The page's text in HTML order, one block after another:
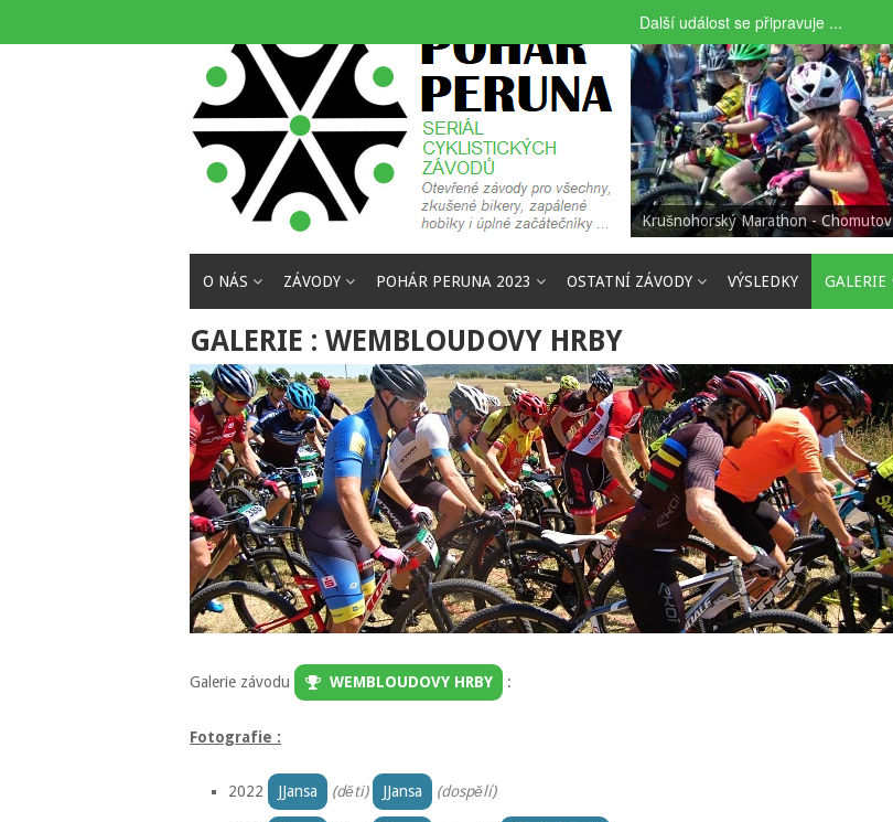
Krušnohorský Marathon - Chomutov
O NÁS ZÁVODY POHÁR PERUNA 2023 OSTATNÍ ZÁVODY VÝSLEDKY GALERIE
GALERIE : WEMBLOUDOVY HRBY
Galerie závodu WEMBLOUDOVY HRBY :
Fotografie :
2022 JJansa (děti) JJansa (dospělí)
Další událost se připravuje ...